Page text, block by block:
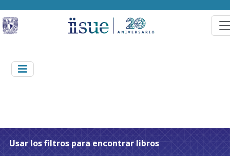
Usar los filtros para encontrar libros